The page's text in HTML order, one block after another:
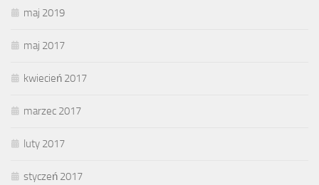
maj 2019
maj 2017
kwiecień 2017
marzec 2017
luty 2017
styczeń 2017